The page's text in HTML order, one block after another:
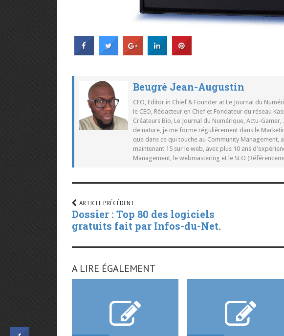
Beugré Jean-Augustin
CEO, Editor in Chief & Founder at Le Journal du
le CEO, Rédacteur en Chef et Fondateur du réseau
Créateurs Bio, Le Journal du Numérique, Actu-
de nature, je me forme régulièrement dans le
que dans ce qui touche au Community Management,
maintenant 15 sur le web, avec plus 10 ans
Management, le webmastering et le SEO
ARTICLE PRÉCÉDENT
Dossier : Top 80 des logiciels
gratuits fait par Infos-du-Net.
A LIRE ÉGALEMENT